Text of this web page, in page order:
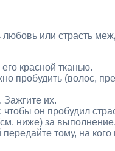
или страсть
красной тканью.
пробудить (волос,
Зажгите их.
он пробудил
ниже) за выполнение.
тому, на кого